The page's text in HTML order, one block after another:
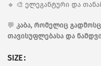
🔹 🎨 ელეგანტური და
💬 კაბა, რომელიც
თავისუფლებასა და
SIZE